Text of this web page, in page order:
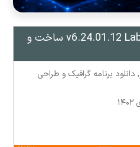
دانلود نرم افزار v6.24.01.12 LabelJoy ساخت و
, دانلود برنامه گرافیک و طراحی